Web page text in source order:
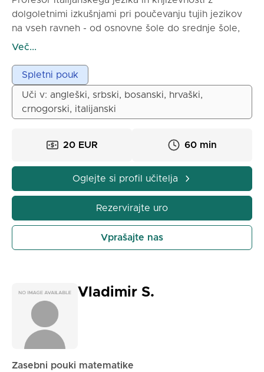
dolgoletnimi izkušnjami pri poučevanju tujih jezikov
na vseh ravneh - od osnovne šole do srednje šole,
pa tudi pri individualnem spletnem poučevanju.
veščine in učence seznanja z bogastvom italijanske
kulture. Predana, empatična in pedagoško
ustvarjalna oseba, z močnim občutkom za motivacijo
in napredek vsakega učenca.
Več...
Spletni pouk
Uči v: angleški, srbski, bosanski, hrvaški,
crnogorski, italijanski
20 EUR 60 min
Oglejte si profil učitelja
Rezervirajte uro
Vprašajte nas
Vladimir S.
Zasebni pouki matematike